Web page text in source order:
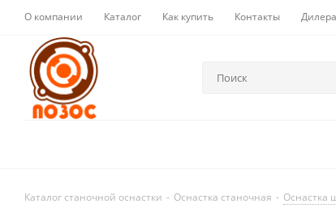
О компании Каталог Как купить Контакты
Каталог станочной оснастки - Оснастка станочная - Оснастка